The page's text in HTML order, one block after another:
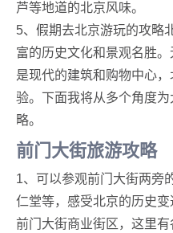
芦等地道的北京风味。
5、假期去北京游玩的攻略
富的历史文化和景观名胜
是现代的建筑和购物中心
验。下面我将从多个角度
略。
前门大街旅游攻略
1、可以参观前门大街两旁
仁堂等，感受北京的历史
前门大街商业街区，这里